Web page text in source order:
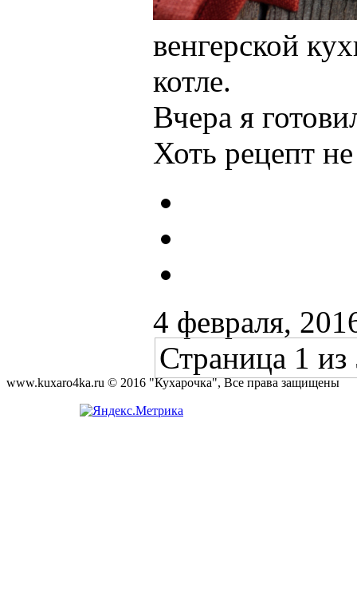
венгерской
котле.
Вчера я
Хоть рецепт
4 февраля,
Страница 1 из
www.kuxaro4ka.ru © 2016 "Кухарочка", Все права защищены